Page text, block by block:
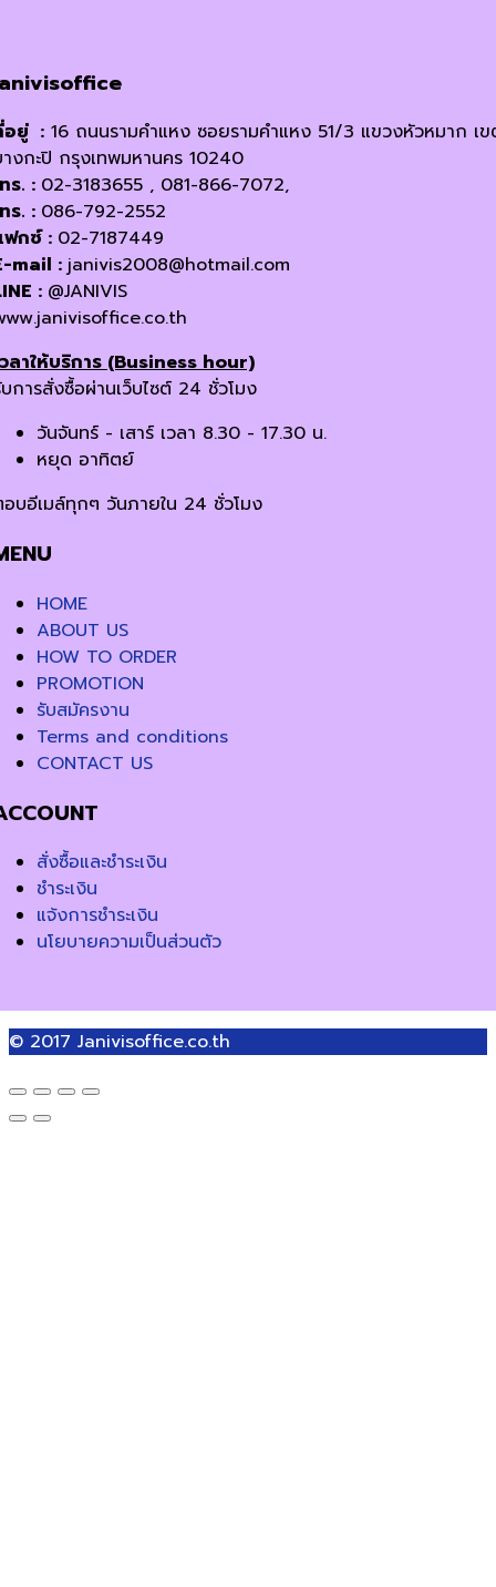
อยู่ : 16 ถนนรามคำแหง ซอยรามคำแหง 51/3 แขวงหัวหมาก เ
งกะปิ กรุงเทพมหานคร 10240
ร. : 02-3183655 , 081-866-7072,
ร. : 086-792-2552
กซ์ : 02-7187449
mail : janivis2008@hotmail.com
: @JANIVIS
ลาให้บริการ (Business hour)
การสั่งซื้อผ่านเว็บไซต์ 24 ชั่วโมง
วันจันทร์ - เสาร์ เวลา 8.30 - 17.30 น.
หยุด อาทิตย์
บอีเมล์ทุกๆ วันภายใน 24 ชั่วโมง
HOME
ABOUT US
HOW TO ORDER
PROMOTION
รับสมัครงาน
Terms and conditions
CONTACT US
สั่งซื้อและชำระเงิน
ชำระเงิน
แจ้งการชำระเงิน
นโยบายความเป็นส่วนตัว
© 2017 Janivisoffice.co.th